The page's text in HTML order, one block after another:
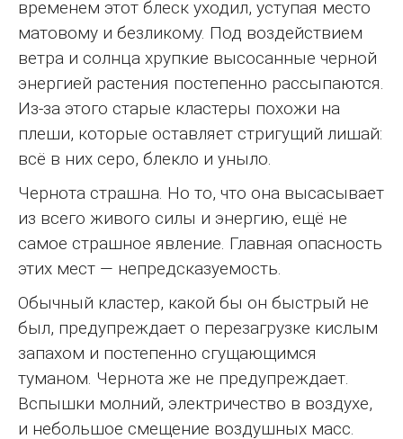
временем этот блеск уходил, уступая место
матовому и безликому. Под воздействием
ветра и солнца хрупкие высосанные черной
энергией растения постепенно рассыпаются.
Из-за этого старые кластеры похожи на
плеши, которые оставляет стригущий лишай:
всё в них серо, блекло и уныло.
Чернота страшна. Но то, что она высасывает
из всего живого силы и энергию, ещё не
самое страшное явление. Главная опасность
этих мест — непредсказуемость.
Обычный кластер, какой бы он быстрый не
был, предупреждает о перезагрузке кислым
запахом и постепенно сгущающимся
туманом. Чернота же не предупреждает.
Вспышки молний, электричество в воздухе,
и небольшое смещение воздушных масс.